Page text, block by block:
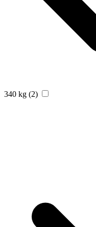
340 kg (2)